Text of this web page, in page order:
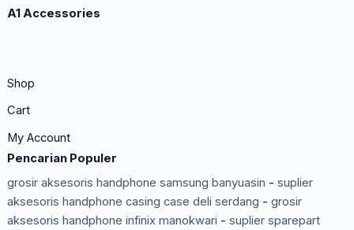
A1 Accessories
Shop
Cart
My Account
Pencarian Populer
grosir aksesoris handphone samsung banyuasin - suplier
aksesoris handphone casing case deli serdang - grosir
aksesoris handphone infinix manokwari - suplier sparepart